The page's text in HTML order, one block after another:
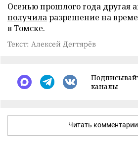
Осенью прошлого года другая
получиларазрешение на
в Томске.
Текст: Алексей Дегтярёв
каналы
Читать комментарии